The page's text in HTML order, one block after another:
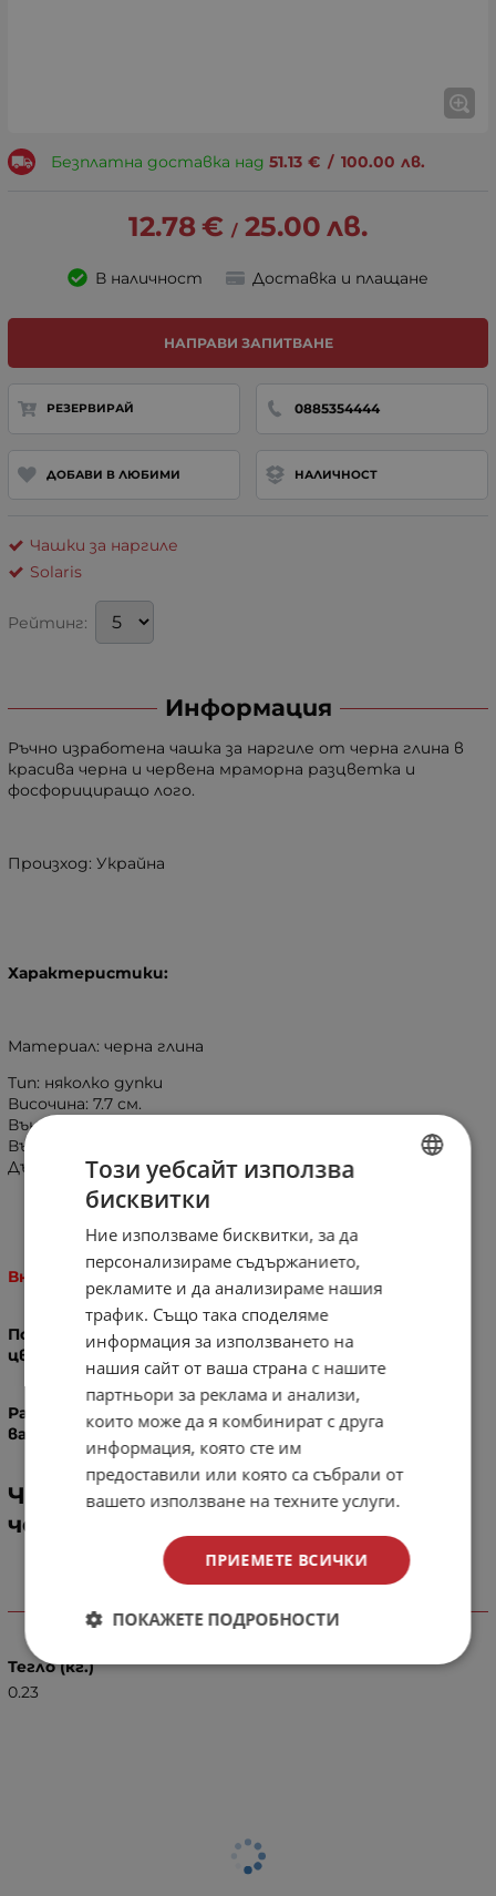
Безплатна доставка над 51.13 € / 100.00 лв.
12.78 € / 25.00 лв.
В наличност Доставка и плащане
НАПРАВИ ЗАПИТВАНЕ
РЕЗЕРВИРАЙ 0885354444
ДОБАВИ В ЛЮБИМИ НАЛИЧНОСТ
Чашки за наргиле
Solaris
Рейтинг:
Информация
Ръчно изработена чашка за наргиле от черна глина в
красива черна и червена мраморна разцветка и
фосфорициращо лого.
Произход: Украйна
Характеристики:
Материал: черна глина
Тип: няколко дупки
Височина: 7.7 см.
Външен диаметър: 6.8 см.
Вътрешен диаметър: 5.8 см.
Дълбочина: 1.8 см.
Внимание!
Поради ръчната изработка са възможни вариации в
цветовете и шарките на чашките!
Размерите са приблизителни и е възможно да
варират!
Чашка за наргиле Solaris Adam -
черно/червено
Характеристики
Тегло (кг.)
0.23
Този уебсайт използва
бисквитки
Ние използваме бисквитки, за да
персонализираме съдържанието,
рекламите и да анализираме нашия
трафик. Също така споделяме
информация за използването на
нашия сайт от ваша страна с нашите
партньори за реклама и анализи,
които може да я комбинират с друга
информация, която сте им
предоставили или която са събрали от
вашето използване на техните услуги.
ПРИЕМЕТЕ ВСИЧКИ
ПОКАЖЕТЕ ПОДРОБНОСТИ